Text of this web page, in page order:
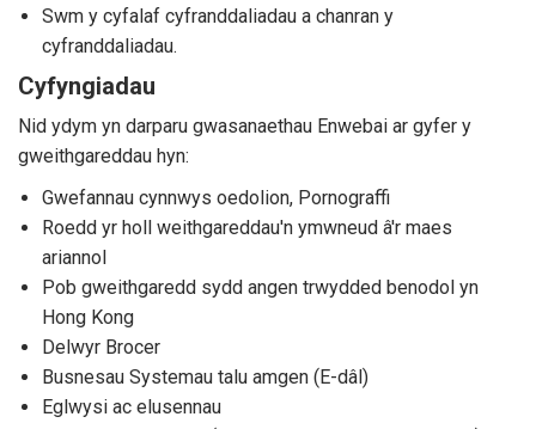
Swm y cyfalaf cyfranddaliadau a chanran y
cyfranddaliadau.
Cyfyngiadau
Nid ydym yn darparu gwasanaethau Enwebai ar gyfer y
gweithgareddau hyn:
Gwefannau cynnwys oedolion, Pornograffi
Roedd yr holl weithgareddau'n ymwneud â'r maes
ariannol
Pob gweithgaredd sydd angen trwydded benodol yn
Hong Kong
Delwyr Brocer
Busnesau Systemau talu amgen (E-dâl)
Eglwysi ac elusennau